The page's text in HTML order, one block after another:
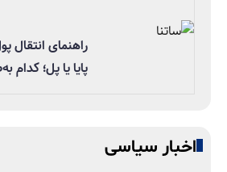
پایا یا پل؛
اخبار سیاسی